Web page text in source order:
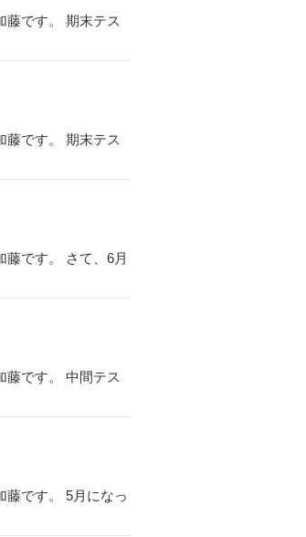
藤です。 期末テス
藤です。 期末テス
です。 さて、6月
藤です。 中間テス
藤です。 5月になっ